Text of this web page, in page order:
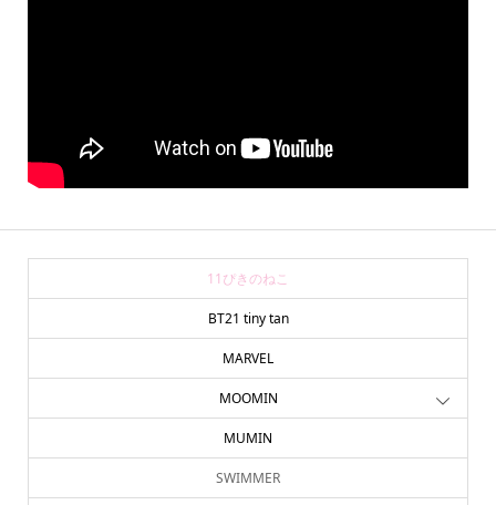
11ぴきのねこ
BT21 tiny tan
MARVEL
MOOMIN
MUMIN
SWIMMER